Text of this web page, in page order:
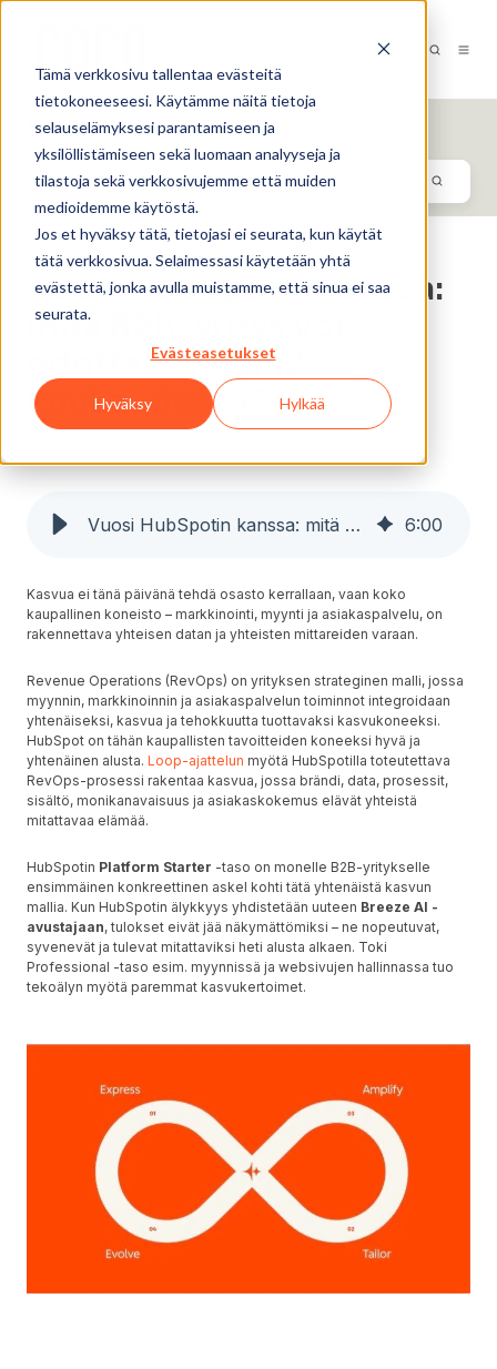
Tämä verkkosivu tallentaa evästeitä
tietokoneeseesi. Käytämme näitä tietoja
selauselämyksesi parantamiseen ja
yksilöllistämiseen sekä luomaan analyyseja ja
tilastoja sekä verkkosivujemme että muiden
medioidemme käytöstä.
Jos et hyväksy tätä, tietojasi ei seurata, kun käytät
tätä verkkosivua. Selaimessasi käytetään yhtä
evästettä, jonka avulla muistamme, että sinua ei saa
seurata.
Evästeasetukset
Hyväksy Hylkää
FI-FI
Digistrategin LOOP
Vuosi HubSpotin kanssa:
mitä B2B-yritys voi
odottaa 3, 6 ja 12
kuukaudessa?
Vuosi HubSpotin kanssa: mitä B2B-yritys voi odottaa 3, 6 ja 12 kuukaudessa? 6:00
Kasvua ei tänä päivänä tehdä osasto kerrallaan, vaan koko
kaupallinen koneisto – markkinointi, myynti ja asiakaspalvelu, on
rakennettava yhteisen datan ja yhteisten mittareiden varaan.
Revenue Operations (RevOps) on yrityksen strateginen malli, jossa
myynnin, markkinoinnin ja asiakaspalvelun toiminnot integroidaan
yhtenäiseksi, kasvua ja tehokkuutta tuottavaksi kasvukoneeksi.
HubSpot on tähän kaupallisten tavoitteiden koneeksi hyvä ja
yhtenäinen alusta. Loop-ajattelun myötä HubSpotilla toteutettava
RevOps-prosessi rakentaa kasvua, jossa brändi, data, prosessit,
sisältö, monikanavaisuus ja asiakaskokemus elävät yhteistä
mitattavaa elämää.
HubSpotin Platform Starter -taso on monelle B2B-yritykselle
ensimmäinen konkreettinen askel kohti tätä yhtenäistä kasvun
mallia. Kun HubSpotin älykkyys yhdistetään uuteen Breeze AI -
avustajaan, tulokset eivät jää näkymättömiksi – ne nopeutuvat,
syvenevät ja tulevat mitattaviksi heti alusta alkaen. Toki
Professional -taso esim. myynnissä ja websivujen hallinnassa tuo
tekoälyn myötä paremmat kasvukertoimet.